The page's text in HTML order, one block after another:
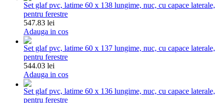
Set glaf pvc, latime 60 x 138 lungime, nuc, cu capace laterale,
pentru ferestre
547.83 lei
Adauga in cos
Set glaf pvc, latime 60 x 137 lungime, nuc, cu capace laterale,
pentru ferestre
544.03 lei
Adauga in cos
Set glaf pvc, latime 60 x 136 lungime, nuc, cu capace laterale,
pentru ferestre